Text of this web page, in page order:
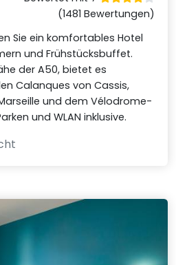
(1481 Bewertungen)
Sie ein komfortables Hotel
und Frühstücksbuffet.
der A50, bietet es
Calanques von Cassis,
und dem Vélodrome-
und WLAN inklusive.